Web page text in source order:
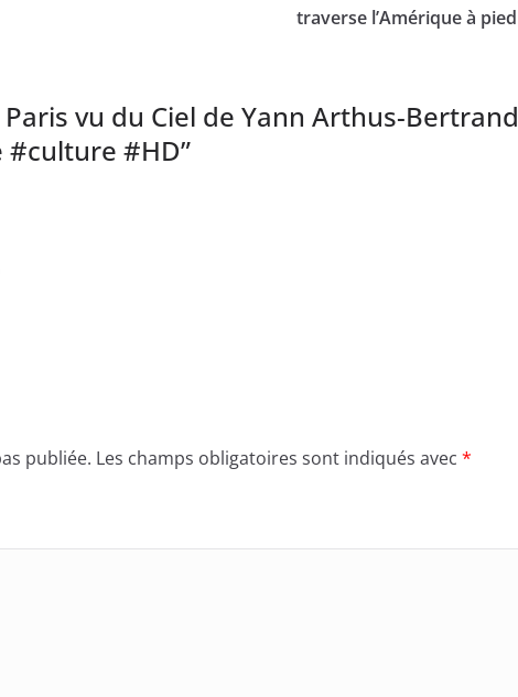
traverse l’Amérique à pied
vu du Ciel de Yann Arthus-Bertrand
#culture #HD”
publiée. Les champs obligatoires sont indiqués avec *